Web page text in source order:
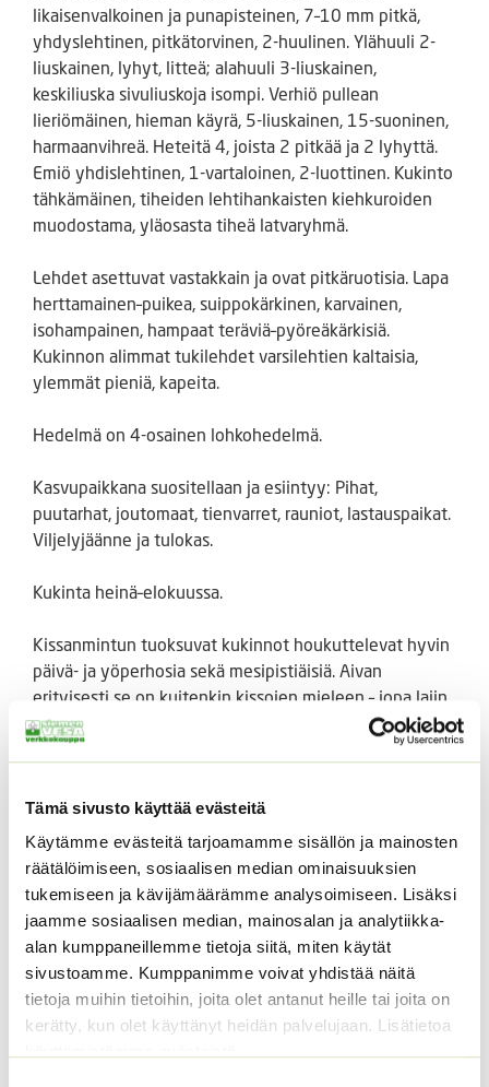
Tämä sivusto käyttää evästeitä
Käytämme evästeitä tarjoamamme sisällön ja mainosten
räätälöimiseen, sosiaalisen median ominaisuuksien
tukemiseen ja kävijämäärämme analysoimiseen. Lisäksi
jaamme sosiaalisen median, mainosalan ja analytiikka-
alan kumppaneillemme tietoja siitä, miten käytät
sivustoamme. Kumppanimme voivat yhdistää näitä
tietoja muihin tietoihin, joita olet antanut heille tai joita on
kerätty, kun olet käyttänyt heidän palvelujaan. Lisätietoa
likaisenvalkoinen ja punapisteinen, 7–10 mm pitkä,
yhdyslehtinen, pitkätorvinen, 2-huulinen. Ylähuuli 2-
liuskainen, lyhyt, litteä; alahuuli 3-liuskainen,
keskiliuska sivuliuskoja isompi. Verhiö pullean
lieriömäinen, hieman käyrä, 5-liuskainen, 15-suoninen,
harmaanvihreä. Heteitä 4, joista 2 pitkää ja 2 lyhyttä.
Emiö yhdislehtinen, 1-vartaloinen, 2-luottinen. Kukinto
tähkämäinen, tiheiden lehtihankaisten kiehkuroiden
muodostama, yläosasta tiheä latvaryhmä.
Lehdet asettuvat vastakkain ja ovat pitkäruotisia. Lapa
herttamainen–puikea, suippokärkinen, karvainen,
isohampainen, hampaat teräviä–pyöreäkärkisiä.
Kukinnon alimmat tukilehdet varsilehtien kaltaisia,
ylemmät pieniä, kapeita.
Hedelmä on 4-osainen lohkohedelmä.
Kasvupaikkana suositellaan ja esiintyy: Pihat,
puutarhat, joutomaat, tienvarret, rauniot, lastauspaikat.
Viljelyjäänne ja tulokas.
Kukinta heinä–elokuussa.
Kissanmintun tuoksuvat kukinnot houkuttelevat hyvin
päivä- ja yöperhosia sekä mesipistiäisiä. Aivan
erityisesti se on kuitenkin kissojen mieleen – jopa lajin
tieteellinen nimi cataria tulee latinan kielen kissaa
tarkoittavasta sanasta catus. Rottien ja hiirten sen
kasvupaikat ovat Vähä-Aasiassa. Meidän luonnossamme
asumusten liepeillä ja raunioilla sekä satunnaisena
siementulokkaana lastauspaikoilla.
Kissanmintun kukkivia versonlatvoja ja koko muutakin
maanpäällistä osaa käytettiin aikaisemmin yleisesti
rauhoittavana ja ruuansulatusta edistävänä rohtona.
Sillä hoidettiin myös haavoja, särkyjä ja naistenvaivoja.
Historia tietää kasville muitakin käyttötapoja:
pyöveleitä neuvottiin pureskelemaan kasvin juurta